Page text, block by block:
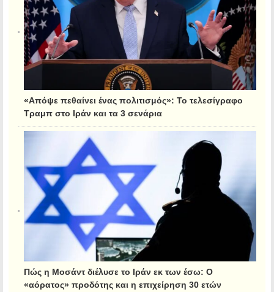
«Απόψε πεθαίνει ένας πολιτισμός»: Το τελεσίγραφο
Τραμπ στο Ιράν και τα 3 σενάρια
Πώς η Μοσάντ διέλυσε το Ιράν εκ των έσω: Ο
«αόρατος» προδότης και η επιχείρηση 30 ετών